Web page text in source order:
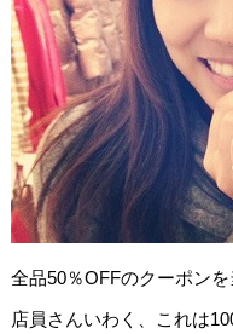
全品50％OFFのクーポン
店員さんいわく、これは